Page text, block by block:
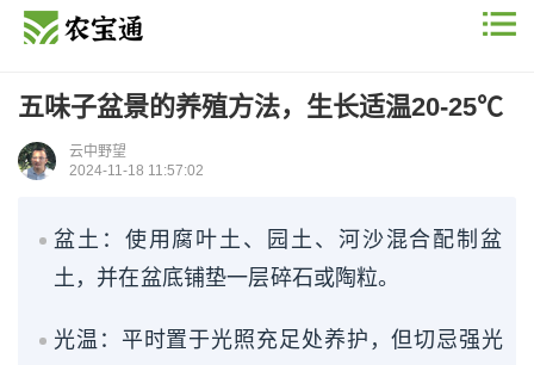
五味子盆景的养殖方法，生长适温20-25℃
云中野望
2024-11-18 11:57:02
盆土：使用腐叶土、园土、河沙混合配制盆
土，并在盆底铺垫一层碎石或陶粒。
光温：平时置于光照充足处养护，但切忌强光